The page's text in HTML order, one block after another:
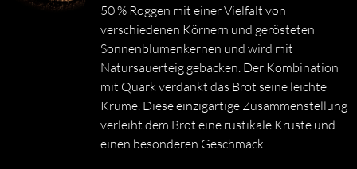
50 % Roggen mit einer Vielfalt von
verschiedenen Körnern und gerösteten
Sonnenblumenkernen und wird mit
Natursauerteig gebacken. Der Kombination
mit Quark verdankt das Brot seine leichte
Krume. Diese einzigartige Zusammenstellung
verleiht dem Brot eine rustikale Kruste und
einen besonderen Geschmack.